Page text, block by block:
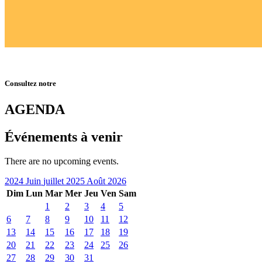
Consultez notre
AGENDA
Événements à venir
There are no upcoming events.
2024 Juin juillet 2025Août2026
Dim Lun Mar Mer Jeu Ven Sam
1
2 3 4
5
6
7 8 9 10 11
12
13
14 15 16 17 18
19
20
21 22 23 24 25
26
27
28 29 30
31